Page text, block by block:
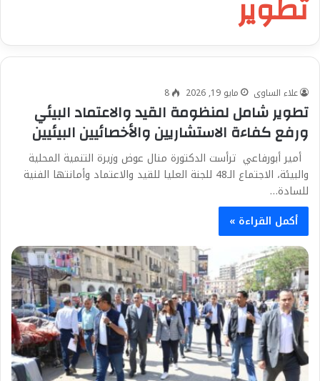
علاء الساوى مايو 19, 2026 8
تطوير شامل لمنظومة القيد والاعتماد البيئي
ورفع كفاءة الاستشاريين والأخصائيين البيئيين
أمير أبورفاعي ترأست الدكتورة منال عوض وزيرة التنمية المحلية
والبيئة، الاجتماع الـ48 للجنة العليا للقيد والاعتماد وأمانتها الفنية
للسادة…
أكمل القراءة »